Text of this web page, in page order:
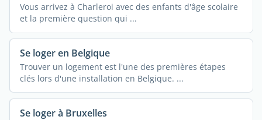
Vous arrivez à Charleroi avec des enfants d'âge scolaire
et la première question qui ...
Se loger en Belgique
Trouver un logement est l'une des premières étapes
clés lors d'une installation en Belgique. ...
Se loger à Bruxelles